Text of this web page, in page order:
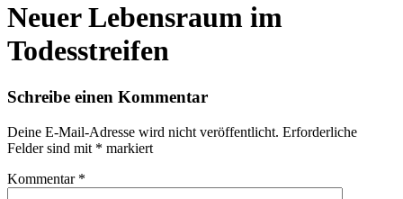
Neuer Lebensraum im
Todesstreifen
Schreibe einen Kommentar
Deine E-Mail-Adresse wird nicht veröffentlicht. Erforderliche
Felder sind mit * markiert
Kommentar *